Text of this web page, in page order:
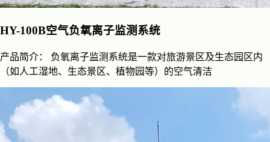
HY-100B空气负氧离子监测系统
产品简介： 负氧离子监测系统是一款对旅游景区及生态园区内
（如人工湿地、生态景区、植物园等）的空气清洁